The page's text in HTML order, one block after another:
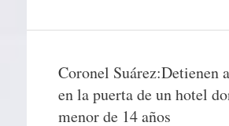
Coronel Suárez:Detienen
en la puerta de un hotel
menor de 14 años